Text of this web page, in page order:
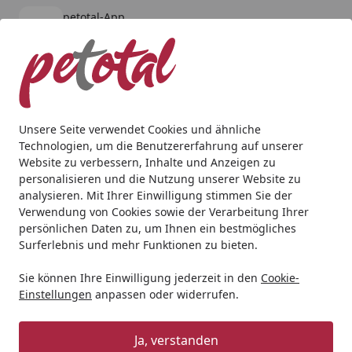
Unsere Seite verwendet Cookies und ähnliche
Technologien, um die Benutzererfahrung auf unserer
Website zu verbessern, Inhalte und Anzeigen zu
personalisieren und die Nutzung unserer Website zu
analysieren. Mit Ihrer Einwilligung stimmen Sie der
Verwendung von Cookies sowie der Verarbeitung Ihrer
persönlichen Daten zu, um Ihnen ein bestmögliches
Surferlebnis und mehr Funktionen zu bieten.
Sie können Ihre Einwilligung jederzeit in den Cookie-
Einstellungen anpassen oder widerrufen.
Ja, verstanden
petotal-App
kostenlos - Im App Store
Alle Produkte
Mein Konto
Suchen
Startseite
Hund Halsbänder, Leinen & Co Geschirr
curli Clasp AirMesh Geschirr fuchsia
Hundegeschirr